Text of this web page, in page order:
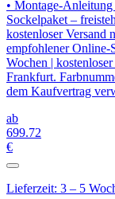
• Montage-
Sockelpaket –
kostenloser Versand
empfohlener Online-
Wochen |
Frankfurt.
dem Kaufvertrag
ab
699.72
€
Lieferzeit: 3 – 5